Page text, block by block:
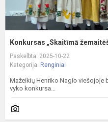
Konkursas „Skaitīmā
Paskelbta: 2025-10-22
Kategorija: Renginiai
Mažeikių Henriko Nagio viešojoje
vyko konkursa...